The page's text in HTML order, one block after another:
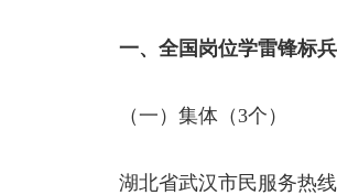
一、全国岗位学雷锋标
（一）集体（3个）
湖北省武汉市民服务热线